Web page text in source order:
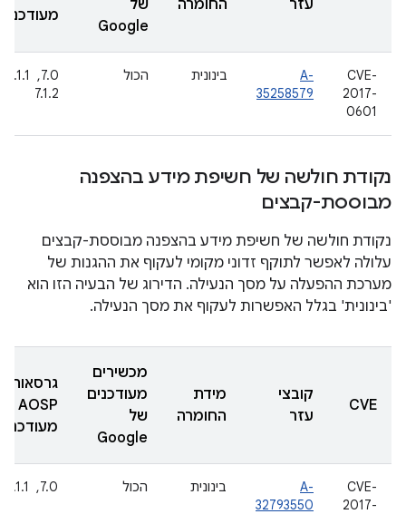
עזר החומרה
של
Google
CVE-
2017-
0601
A-
35258579
בינונית הכול
7.1.2
נקודת חולשה של חשיפת מידע בהצפנה
מבוססת-קבצים
נקודת חולשה של חשיפת מידע בהצפנה מבוססת-קבצים
עלולה לאפשר לתוקף זדוני מקומי לעקוף את ההגנות של
מערכת ההפעלה על מסך הנעילה. הדירוג של הבעיה הזו הוא
'בינונית' בגלל האפשרות לעקוף את מסך הנעילה.
CVE
קובצי
עזר
מידת
החומרה
מכשירים
מעודכנים
של
Google
גרסאות
AOSP
CVE-
2017-
A-
32793550
בינונית הכול 7.0, ‏ 7.1.1